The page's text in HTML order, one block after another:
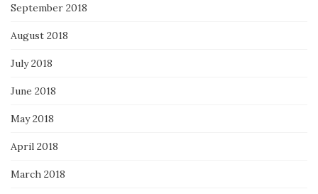
September 2018
August 2018
July 2018
June 2018
May 2018
April 2018
March 2018